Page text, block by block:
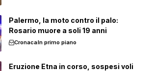
Palermo, la moto contro il palo:
Rosario muore a soli 19 anni
CronacaIn primo piano
Eruzione Etna in corso, sospesi voli